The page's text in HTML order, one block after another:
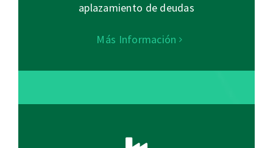
aplazamiento de deudas
Más Información